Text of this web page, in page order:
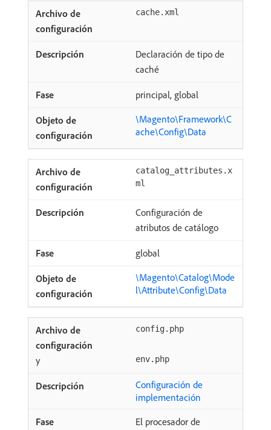
cache.xml
Declaración de tipo de
caché
principal, global
\Magento\Framework\C
ache\Config\Data
catalog_attributes.x
ml
Configuración de
atributos de catálogo
global
\Magento\Catalog\Mode
l\Attribute\Config\Data
config.php
y env.php
Configuración de
implementación
El procesador de